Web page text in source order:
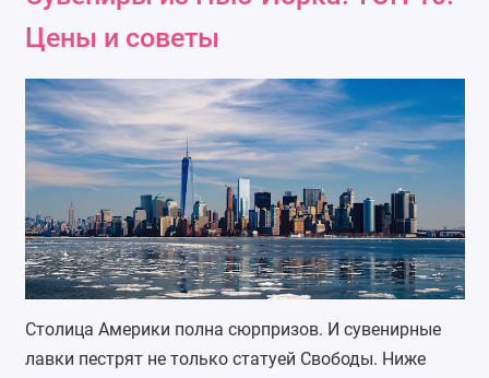
Цены и советы
Столица Америки полна сюрпризов. И сувенирные
лавки пестрят не только статуей Свободы. Ниже